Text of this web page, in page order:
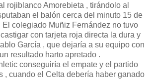
rojiblanco Amorebieta , tirándolo al
el balón cerca del minuto 15 de
El colegiado Muñiz Fernández no tuvo
con tarjeta roja directa la dura y
García , que dejaría a su equipo con
resultado harto apretado .
conseguiría el empate y el partido
, cuando el Celta debería haber ganado